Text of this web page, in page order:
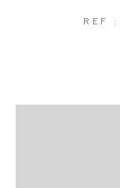
REF :